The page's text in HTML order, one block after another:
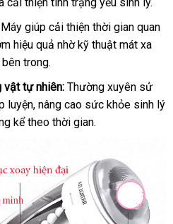
Máy giúp cải thiện thời gian quan
hiệu quả nhờ kỹ thuật mát xa
trong.
vật tự nhiên: Thường xuyên sử
luyện, nâng cao sức khỏe sinh lý
kể theo thời gian.